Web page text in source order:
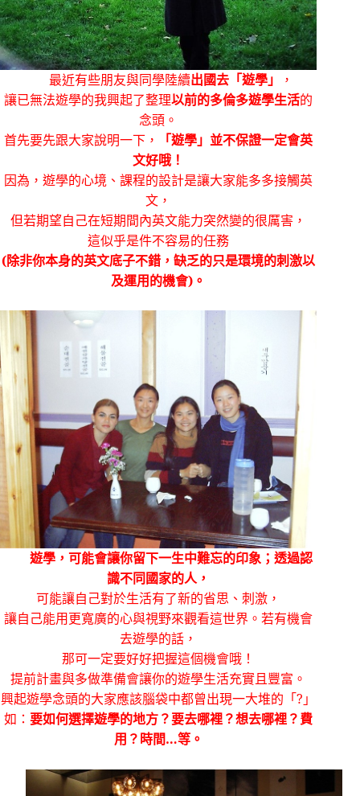
最近有些朋友與同學陸續出國去「遊學」
，
讓已無法遊學的我興起了整理以前的多倫多遊學生活的
念頭。
首先要先跟大家說明一下，
「遊學」並不保證一定會英
文好哦！
因為，遊學的心境、課程的設計是讓大家能多多接觸英
文，
但若期望自己在短期間內英文能力突然變的很厲害，
這似乎是件不容易的任務
(除非你本身的英文底子不錯，缺乏的只是環境的刺激以
及運用的機會) 。
遊學，可能會讓你留下一生中難忘的印象；透過認
識不同國家的人，
可能讓自己對於生活有了新的省思、刺激，
讓自己能用更寬廣的心與視野來觀看這世界。若有機會
去遊學的話，
那可一定要好好把握這個機會哦！
提前計畫與多做準備會讓你的遊學生活充實且豐富。
興起遊學念頭的大家應該腦袋中都曾出現一大堆的「? 」
如：要如何選擇遊學的地方？要去哪裡？想去哪裡？費
用？時間…等。